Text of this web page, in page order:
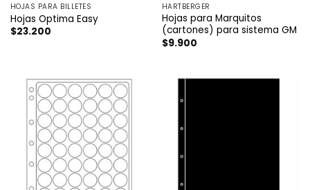
HOJAS PARA BILLETES
Hojas Optima Easy
$23.200
HARTBERGER
Hojas para Marquitos
(cartones) para sistema GM
$9.900